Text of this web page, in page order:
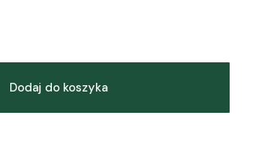
Dodaj do koszyka